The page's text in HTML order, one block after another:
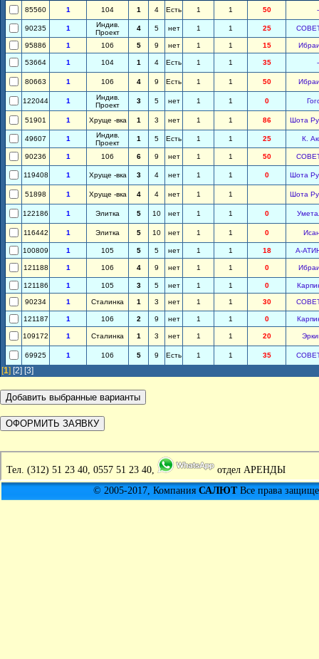
85560
1 104 1 4 Есть 1 1 50 -
90235 1
Индив.
Проект
4 5 нет 1 1 25
95886 1 106 5 9 нет 1 1 15
53664 1 104 1 4 Есть 1 1 35 -
80663 1 106 4 9 Есть 1 1 50
122044 1
Индив.
Проект
3 5 нет 1 1 0
51901 1 Хруще -вка 1 3 нет 1 1 86 Шота
49607 1
Индив.
Проект
1 5 Есть 1 1 25 К.
90236 1 106 6 9 нет 1 1 50
119408 1 Хруще -вка 3 4 нет 1 1 0 Шота
51898 1 Хруще -вка 4 4 нет 1 1 Шота
122186 1 Элитка 5 10 нет 1 1 0
116442 1 Элитка 5 10 нет 1 1 0
100809 1 105 5 5 нет 1 1 18 А-
121188 1 106 4 9 нет 1 1 0
121186 1 105 3 5 нет 1 1 0
90234 1 Сталинка 1 3 нет 1 1 30
121187 1 106 2 9 нет 1 1 0
109172 1 Сталинка 1 3 нет 1 1 20
69925 1 106 5 9 Есть 1 1 35
[1] [2] [3]
Тел. (312) 51 23 40, 0557 51 23 40,
отдел АРЕНДЫ
© 2005-2017, Компания САЛЮТВсе права